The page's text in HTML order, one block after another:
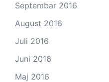
Septembar 2016
August 2016
Juli 2016
Juni 2016
Maj 2016